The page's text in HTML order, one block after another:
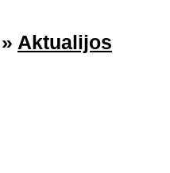
» Aktualijos